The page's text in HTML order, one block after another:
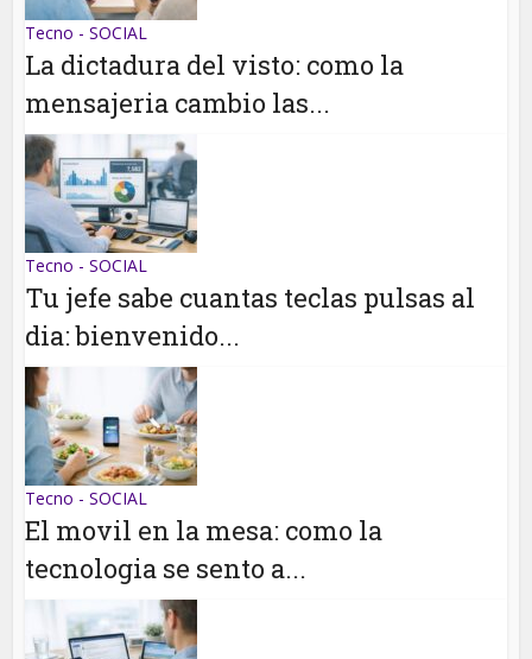
Tecno - SOCIAL
La dictadura del visto: como la
mensajeria cambio las...
Tecno - SOCIAL
Tu jefe sabe cuantas teclas pulsas al
dia: bienvenido...
Tecno - SOCIAL
El movil en la mesa: como la
tecnologia se sento a...